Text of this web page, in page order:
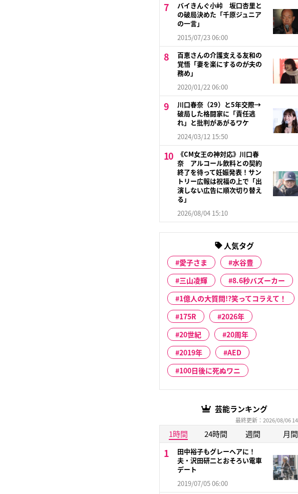
バイきんぐ小峠 坂口杏里と
の破局決めた「千原ジュニア
の一言」
2015/07/23 06:00
百恵さんの介護支える友和の
覚悟「妻を楽にするのが夫の
務め」
2020/01/22 06:00
川口春奈（29）と5年交際→
破局した格闘家に「責任逃
れ」と批判があがるワケ
2024/03/12 15:50
《CM女王の神対応》川口春
奈 アルコール飲料との契約
終了を待って妊娠発表！サン
トリー広報は祝福の上で「出
演しない広告に順次切り替え
る」
2026/08/04 15:10
人気タグ
愛子さま
水谷豊
三山凌輝
8.6秒バズーカー
1億人の大質問!?笑ってコラえて！
175R
2026年
20世紀
20周年
2019年
AED
100日後に死ぬワニ
芸能ランキング
最終更新：2026/08/06
1時間 24時間 週間 月間
田中裕子もグレーヘアに！
夫・沢田研二とおそろい電車
デート
2019/07/05 06:00